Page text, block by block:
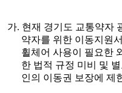
가. 현재 경기도 교통약자
약자를 위한 이동지원
휠체어 사용이 필요한
한 법적 규정 미비 및
인의 이동권 보장에 제